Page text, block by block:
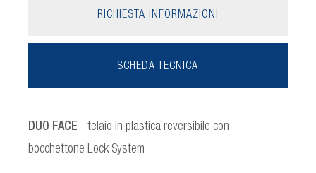
RICHIESTA INFORMAZIONI
SCHEDA TECNICA
DUO FACE - telaio in plastica reversibile con
bocchettone Lock System